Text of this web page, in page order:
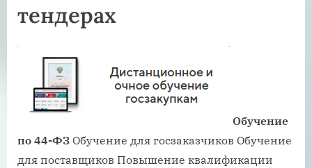
тендерах
Обучение
по 44-ФЗ Обучение для госзаказчиков Обучение
для поставщиков Повышение квалификации